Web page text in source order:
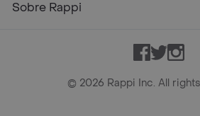
Sobre Rappi
Facebook
Twitter
© 2026 Rappi Inc. All